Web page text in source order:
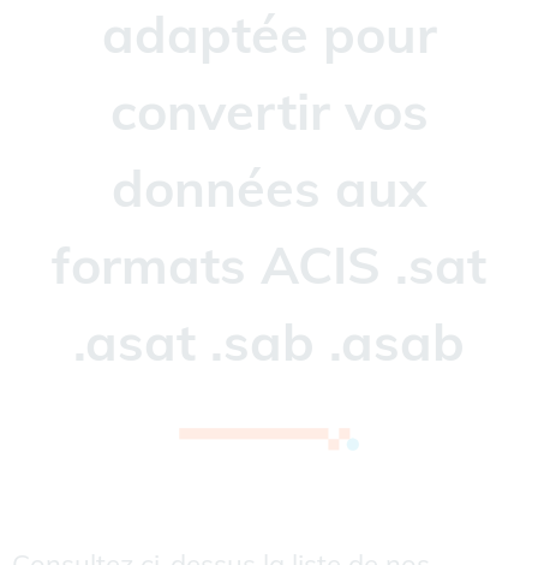
adaptée pour
convertir vos
données aux
formats ACIS .sat
.asat .sab .asab